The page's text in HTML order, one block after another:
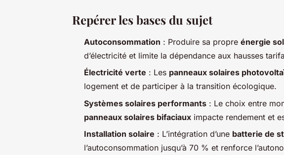
Repérer les bases du sujet
Autoconsommation : Produire sa propre énergie
d’électricité et limite la dépendance aux hausses
Électricité verte : Les panneaux solaires
logement et de participer à la transition écologique.
Systèmes solaires performants : Le choix entre
panneaux solaires bifaciaux impacte rendement et
Installation solaire : L’intégration d’une batterie de
l’autoconsommation jusqu’à 70 % et renforce